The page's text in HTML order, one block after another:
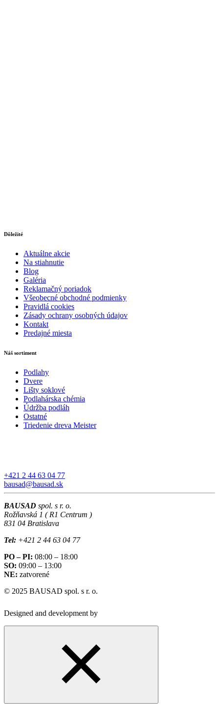
Dôležité
Aktuálne akcie
Na stiahnutie
Blog
Galéria
Reklamačný poriadok
Všeobecné obchodné podmienky
Pravidlá cookies
Zásady ochrany osobných údajov
Kontakt
Predajné miesta
Náš sortiment
Podlahy
Dvere
Lišty soklové
Podlahárska chémia
Údržba podláh
Ostatné
Triedenie dreva Meister
+421 2 44 63 04 77
bausad@bausad.sk
BAUSAD spol. s r. o.
Rožňavská 1 ( R1 Centrum )
831 04 Bratislava
Tel: +421 2 44 63 04 77
PO – PI: 08:00 – 18:00
SO: 09:00 – 13:00
NE: zatvorené
© 2025 BAUSAD spol. s r. o.
Designed and development by